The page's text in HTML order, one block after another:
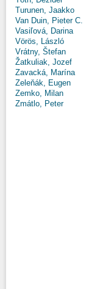
Turunen, Jaakko
Van Duin, Pieter C.
Vasiľová, Darina
Vörös, László
Vrátny, Štefan
Žatkuliak, Jozef
Zavacká, Marína
Zeleňák, Eugen
Zemko, Milan
Zmátlo, Peter